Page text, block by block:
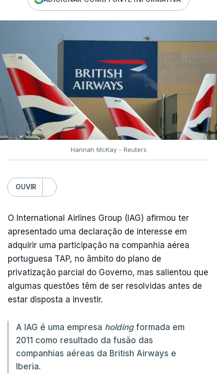
Hannah McKay - Reuters
OUVIR
O International Airlines Group (IAG) afirmou ter
apresentado uma declaração de interesse em
adquirir uma participação na companhia aérea
portuguesa TAP, no âmbito do plano de
privatização parcial do Governo, mas salientou que
algumas questões têm de ser resolvidas antes de
estar disposta a investir.
A IAG é uma empresa holding formada em
2011 como resultado da fusão das
companhias aéreas da British Airways e
Iberia.